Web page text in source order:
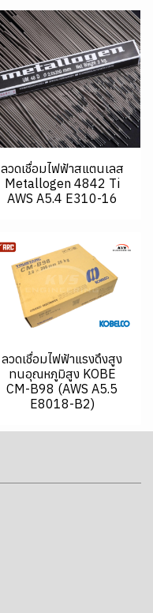
ลวดเชื่อมไฟฟ้าสแตนเลส
Metallogen 4842 Ti
AWS A5.4 E310-16
ลวดเชื่อมไฟฟ้าแรงดึงสูง
ทนอุณหภูมิสูง KOBE
CM-B98 (AWS A5.5
E8018-B2)